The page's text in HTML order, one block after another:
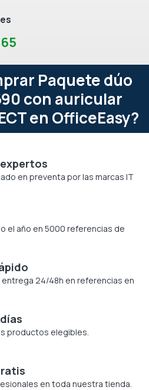
Paquete dúo
con auricular
en OfficeEasy?
en preventa por las marcas IT
el año en 5000 referencias de
24/48h en referencias en
productos elegibles.
en toda nuestra tienda.